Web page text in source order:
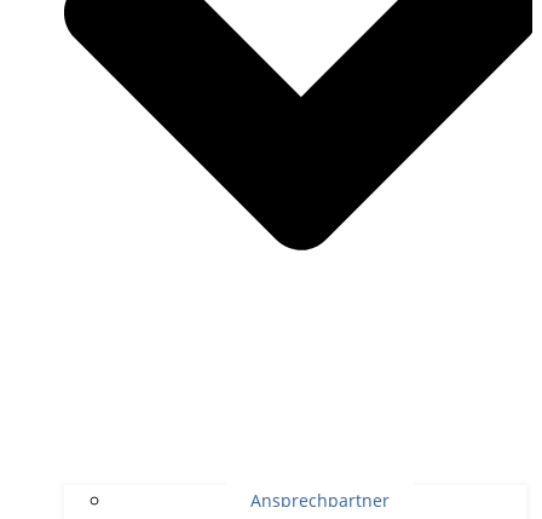
Ansprechpartner